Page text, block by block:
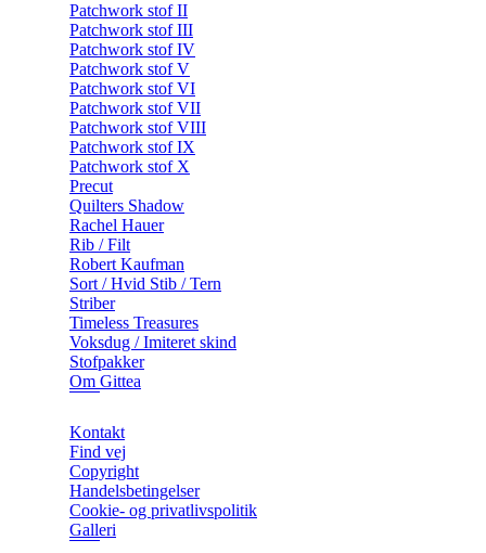
Patchwork stof II
Patchwork stof III
Patchwork stof IV
Patchwork stof V
Patchwork stof VI
Patchwork stof VII
Patchwork stof VIII
Patchwork stof IX
Patchwork stof X
Precut
Quilters Shadow
Rachel Hauer
Rib / Filt
Robert Kaufman
Sort / Hvid Stib / Tern
Striber
Timeless Treasures
Voksdug / Imiteret skind
Stofpakker
Om Gittea
Kontakt
Find vej
Copyright
Handelsbetingelser
Cookie- og privatlivspolitik
Galleri